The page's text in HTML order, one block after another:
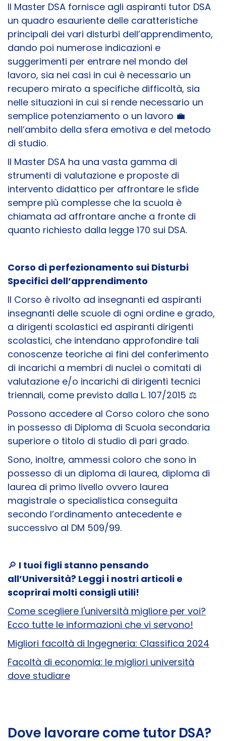
Il Master DSA fornisce agli aspiranti tutor DSA
un quadro esauriente delle caratteristiche
principali dei vari disturbi dell’apprendimento,
dando poi numerose indicazioni e
suggerimenti per entrare nel mondo del
lavoro, sia nei casi in cui è necessario un
recupero mirato a specifiche difficoltà, sia
nelle situazioni in cui si rende necessario un
semplice potenziamento o un lavoro 💼
nell’ambito della sfera emotiva e del metodo
di studio.
Il Master DSA ha una vasta gamma di
strumenti di valutazione e proposte di
intervento didattico per affrontare le sfide
sempre più complesse che la scuola è
chiamata ad affrontare anche a fronte di
quanto richiesto dalla legge 170 sui DSA.
Corso di perfezionamento sui Disturbi
Specifici dell’apprendimento
Il Corso è rivolto ad insegnanti ed aspiranti
insegnanti delle scuole di ogni ordine e grado,
a dirigenti scolastici ed aspiranti dirigenti
scolastici, che intendano approfondire tali
conoscenze teoriche ai fini del conferimento
di incarichi a membri di nuclei o comitati di
valutazione e/o incarichi di dirigenti tecnici
triennali, come previsto dalla L. 107/2015 ⚖️
Possono accedere al Corso coloro che sono
in possesso di Diploma di Scuola secondaria
superiore o titolo di studio di pari grado.
Sono, inoltre, ammessi coloro che sono in
possesso di un diploma di laurea, diploma di
laurea di primo livello ovvero laurea
magistrale o specialistica conseguita
secondo l’ordinamento antecedente e
successivo al DM 509/99.
🔎 I tuoi figli stanno pensando
all’Università? Leggi i nostri articoli e
scoprirai molti consigli utili!
Come scegliere l'università migliore per voi?
Ecco tutte le informazioni che vi servono!
Migliori facoltà di Ingegneria: Classifica 2024
Facoltà di economia: le migliori università
dove studiare
Dove lavorare come tutor DSA?